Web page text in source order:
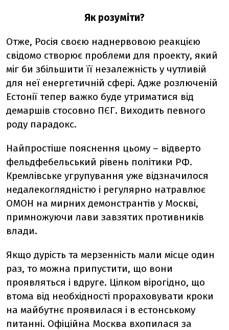
Як розуміти?
Отже, Росія своєю наднервовою реакцією
свідомо створює проблеми для проекту, який
міг би збільшити її незалежність у чутливій
для неї енергетичній сфері. Адже розлюченій
Естонії тепер важко буде утриматися від
демаршів стосовно ПЄГ. Виходить певного
роду парадокс.
Найпростіше пояснення цьому – відверто
фельдфебельський рівень політики РФ.
Кремлівське угрупування уже відзначилося
недалекоглядністю і регулярно натравлює
ОМОН на мирних демонстрантів у Москві,
примножуючи лави завзятих противників
влади.
Якщо дурість та мерзенність мали місце один
раз, то можна припустити, що вони
проявляться і вдруге. Цілком вірогідно, що
втома від необхідності прораховувати кроки
на майбутнє проявилася і в естонському
питанні. Офіційна Москва вхопилася за